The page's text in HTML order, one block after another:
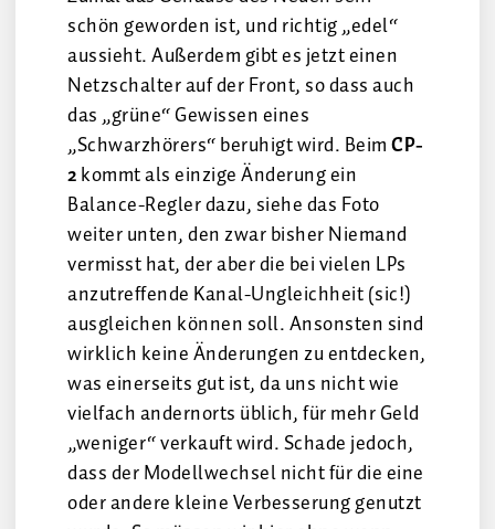
schön geworden ist, und richtig „edel“
aussieht. Außerdem gibt es jetzt einen
Netzschalter auf der Front, so dass auch
das „grüne“ Gewissen eines
„Schwarzhörers“ beruhigt wird. BeimCP-
2kommt als einzige Änderung ein
Balance-Regler dazu, siehe das Foto
weiter unten, den zwar bisher Niemand
vermisst hat, der aber die bei vielen LPs
anzutreffende Kanal-Ungleichheit (sic!)
ausgleichen können soll. Ansonsten sind
wirklich keine Änderungen zu entdecken,
was einerseits gut ist, da uns nicht wie
vielfach andernorts üblich, für mehr Geld
„weniger“ verkauft wird. Schade jedoch,
dass der Modellwechsel nicht für die eine
oder andere kleine Verbesserung genutzt